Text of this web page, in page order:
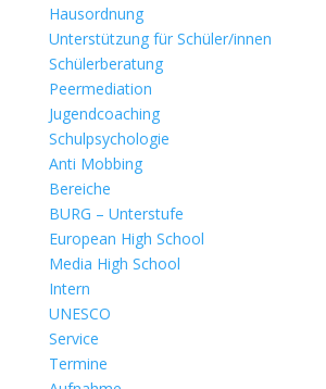
Hausordnung
Unterstützung für Schüler/innen
Schülerberatung
Peermediation
Jugendcoaching
Schulpsychologie
Anti Mobbing
Bereiche
BURG – Unterstufe
European High School
Media High School
Intern
UNESCO
Service
Termine